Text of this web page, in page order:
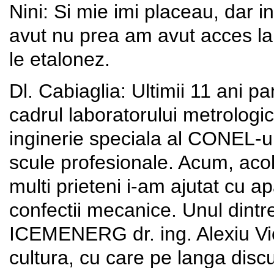
Nini: Si mie imi placeau, dar
avut nu prea am avut acces
le etalonez.
Dl. Cabiaglia: Ultimii 11 ani
cadrul laboratorului
inginerie speciala al CONEL-
scule profesionale. Acum,
multi prieteni i-am ajutat cu
confectii mecanice. Unul
ICEMENERG dr. ing. Alexiu
cultura, cu care pe langa